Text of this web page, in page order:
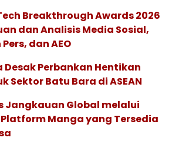
Breakthrough Awards 2026
dan Analisis Media Sosial,
dan AEO
Desak Perbankan Hentikan
Sektor Batu Bara di ASEAN
Jangkauan Global melalui
Platform Manga yang Tersedia